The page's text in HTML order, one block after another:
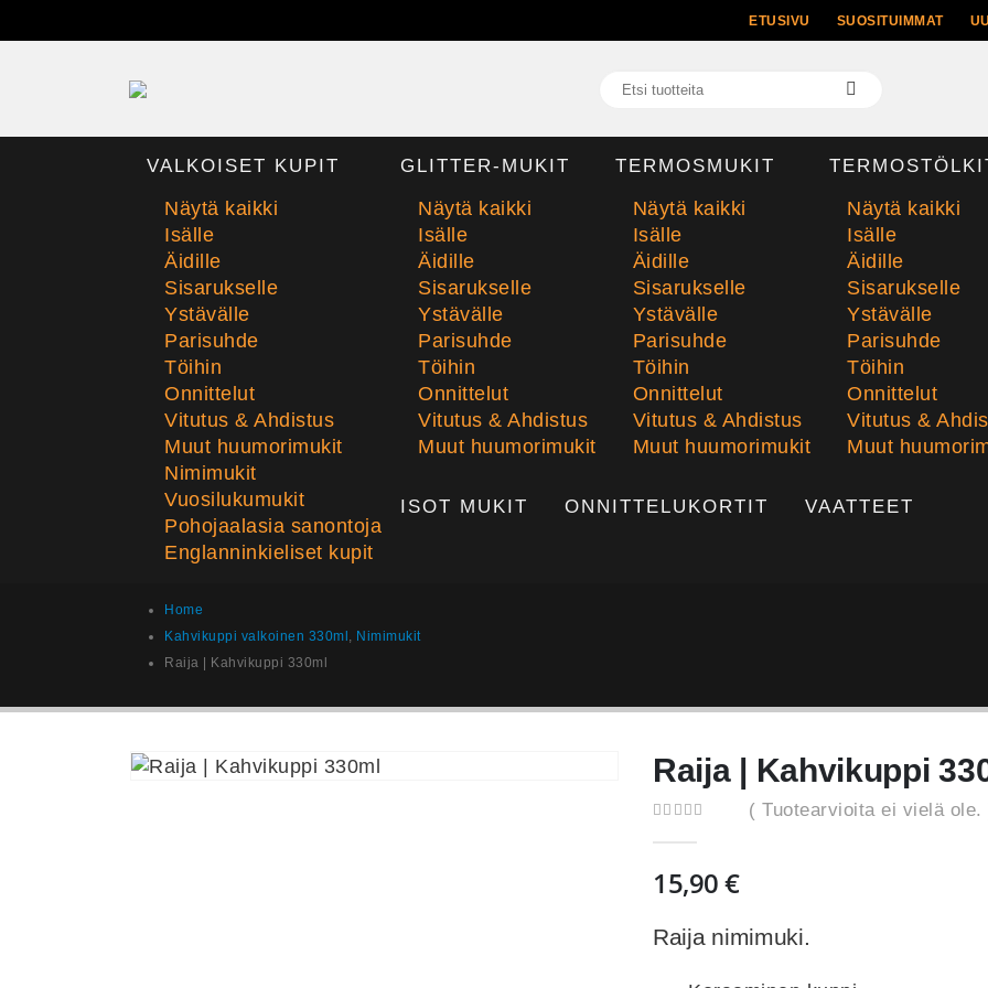
ETUSIVU SUOSITUIMMAT
VALKOISET KUPIT
Näytä kaikki
Isälle
Äidille
Sisarukselle
Ystävälle
Parisuhde
Töihin
Onnittelut
Vitutus & Ahdistus
Muut huumorimukit
Nimimukit
Vuosilukumukit
Pohojaalasia sanontoja
Englanninkieliset kupit
GLITTER-MUKIT
Näytä kaikki
Isälle
Äidille
Sisarukselle
Ystävälle
Parisuhde
Töihin
Onnittelut
Vitutus & Ahdistus
Muut huumorimukit
TERMOSMUKIT
Näytä kaikki
Isälle
Äidille
Sisarukselle
Ystävälle
Parisuhde
Töihin
Onnittelut
Vitutus & Ahdistus
Muut huumorimukit
Näytä kaikki
Isälle
Äidille
Sisarukselle
Ystävälle
Parisuhde
Töihin
Onnittelut
Vitutus &
Muut
ISOT MUKIT ONNITTELUKORTIT VAATTEET
Home
Kahvikuppi valkoinen 330ml , Nimimukit
Raija | Kahvikuppi 330ml
Raija | Kahvikuppi
( Tuotearvioita ei vielä ole.
15,90€
Raija nimimuki.